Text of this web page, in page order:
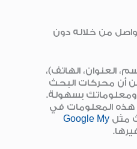
من خلاله دون
العنوان، الهاتف)،
أن محركات البحث
بسهولة.
هذه المعلومات في
مثل Google My